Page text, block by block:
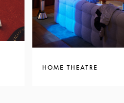
HOME THEATRE